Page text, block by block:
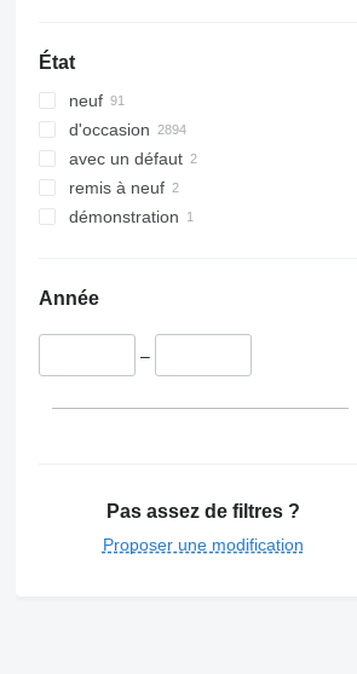
État
neuf
d'occasion
avec un défaut
remis à neuf
démonstration
Année
–
Pas assez de filtres ?
Proposer une modification